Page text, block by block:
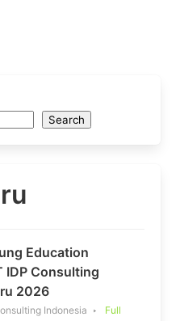
Search
Education
IDP Consulting
2026
Indonesia
Full